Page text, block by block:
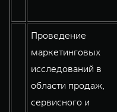
Проведение
маркетинговых
исследований в
области продаж,
сервисного и